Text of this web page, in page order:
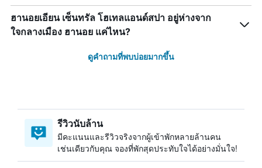
ฮานอยเอียน เซ็นทรัล โฮเทลแอนด์สปา อยู่ห่างจาก
ใจกลางเมือง ฮานอย แค่ไหน?
ดูคำถามที่พบบ่อยมากขึ้น
รีวิวนับล้าน
มีคะแนนและรีวิวจริงจากผู้เข้าพักหลายล้านคน
เช่นเดียวกับคุณ จองที่พักสุดประทับใจได้อย่างมั่นใจ!